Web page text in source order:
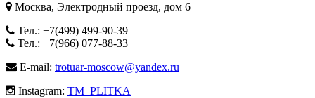
Москва, Электродный проезд, дом 6
Тел.: +7(499) 499-90-39
Тел.: +7(966) 077-88-33
E-mail: trotuar-moscow@yandex.ru
Instagram: TM_PLITKA